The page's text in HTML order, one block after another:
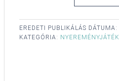
EREDETI PUBLIKÁLÁS DÁTUMA:
KATEGÓRIA: NYEREMÉNYJÁTÉK